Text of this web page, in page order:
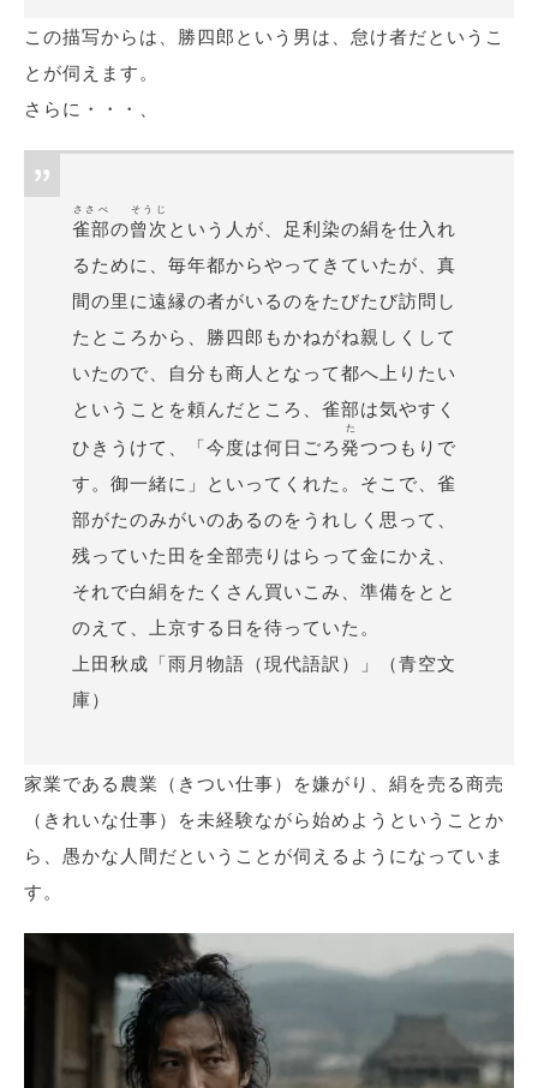
この描写からは、勝四郎という男は、怠け者だというこ
とが伺えます。
さらに・・・、
雀部
ささべ
の曾次
そうじ
という人が、足利染の絹を仕入れ
るために、毎年都からやってきていたが、真
間の里に遠縁の者がいるのをたびたび訪問し
たところから、勝四郎もかねがね親しくして
いたので、自分も商人となって都へ上りたい
ということを頼んだところ、雀部は気やすく
ひきうけて、「今度は何日ごろ発
た
つつもりで
す。御一緒に」といってくれた。そこで、雀
部がたのみがいのあるのをうれしく思って、
残っていた田を全部売りはらって金にかえ、
それで白絹をたくさん買いこみ、準備をとと
のえて、上京する日を待っていた。
上田秋成「雨月物語（現代語訳）」（青空文
庫）
家業である農業（きつい仕事）を嫌がり、絹を売る商売
（きれいな仕事）を未経験ながら始めようということか
ら、愚かな人間だということが伺えるようになっていま
す。